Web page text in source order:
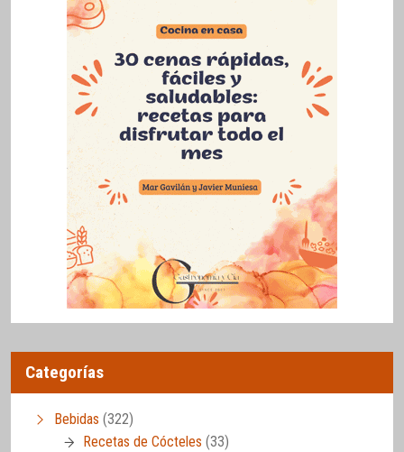
Categorías
Bebidas (322)
Recetas de Cócteles (33)